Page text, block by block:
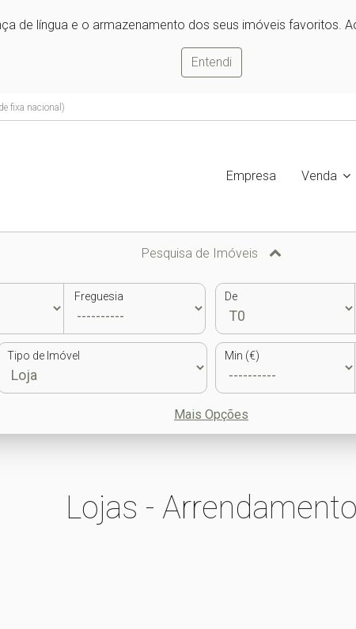
de língua e o armazenamento dos seus imóveis favoritos.
Entendi
fixa nacional)
Empresa Venda
Pesquisa de Imóveis
Freguesia De
Tipo de Imóvel Min (€)
Mais Opções
Lojas - Arrendamento